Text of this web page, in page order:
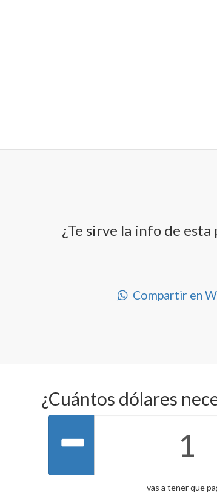
¿Te sirve la info de esta
Compartir en
¿Cuántos dólares
vas a tener que